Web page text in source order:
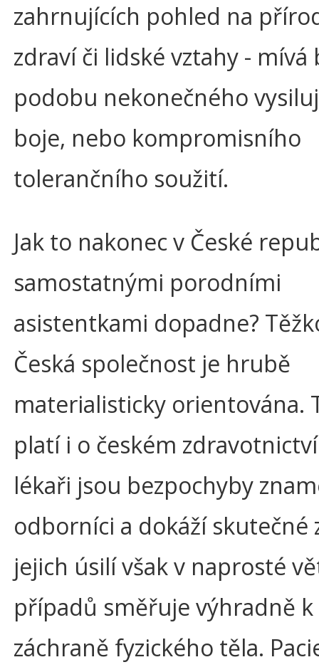
zahrnujících pohled na
zdraví či lidské vztahy - mívá
podobu nekonečného
boje, nebo kompromisního
tolerančního soužití.
Jak to nakonec v České
samostatnými porodními
asistentkami dopadne?
Česká společnost je hrubě
materialisticky orientována.
platí i o českém
lékaři jsou bezpochyby
odborníci a dokáží skutečné
jejich úsilí však v naprosté
případů směřuje výhradně k
záchraně fyzického těla.